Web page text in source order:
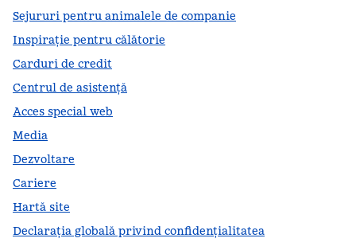
Sejururi pentru animalele de companie
Inspirație pentru călătorie
Carduri de credit
Centrul de asistență
Acces special web
Media
Dezvoltare
Cariere
Hartă site
Declarația globală privind confidenţialitatea